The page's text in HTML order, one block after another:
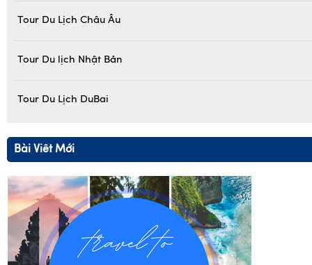
Tour Du Lịch Châu Âu
Tour Du lịch Nhật Bản
Tour Du Lịch DuBai
Bài Viết Mới